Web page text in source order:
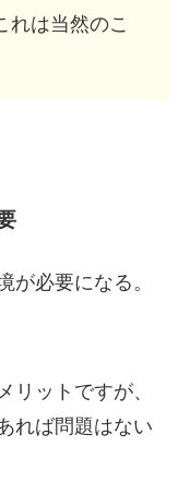
れは当然のこ
が必要になる。
リットですが、
れば問題はない